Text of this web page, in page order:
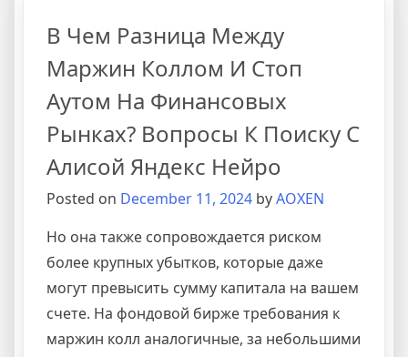
Вся
Правда
О
Системе
В Чем Разница Между
Маржин Коллом И Стоп
Аутом На Финансовых
Рынках? Вопросы К Поиску С
Алисой Яндекс Нейро
Posted on December 11, 2024 byAOXEN
Но она также сопровождается риском
более крупных убытков, которые даже
могут превысить сумму капитала на вашем
счете. На фондовой бирже требования к
маржин колл аналогичные, за небольшими